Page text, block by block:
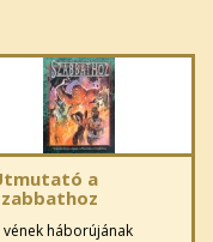
a
vének háborújának